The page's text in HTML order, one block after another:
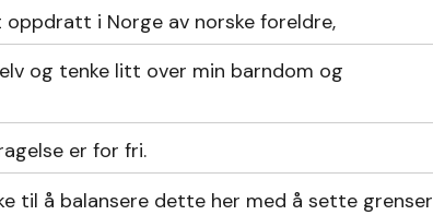
oppdratt i Norge av norske foreldre,
og tenke litt over min barndom og
er for fri.
til å balansere dette her med å sette grenser